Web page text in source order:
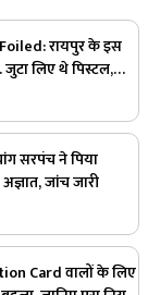
रायपुर के इस
जुटा लिए थे पिस्टल,
आया एक कॉल
सरपंच ने पिया
जांच जारी
Card वालों के लिए